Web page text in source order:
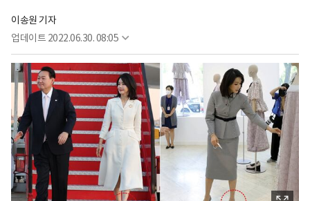
이송원 기자
업데이트 2022.06.30. 08:05